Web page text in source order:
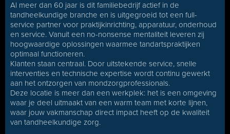
Al meer dan 60 jaar is dit familiebedrijf actief in de
tandheelkundige branche en is uitgegroeid tot een full-
service partner voor praktijkinrichting, apparatuur, onderhoud
en service. Vanuit een no-nonsense mentaliteit leveren zij
hoogwaardige oplossingen waarmee tandartspraktijken
optimaal functioneren.
Klanten staan centraal. Door uitstekende service, snelle
interventies en technische expertise wordt continu gewerkt
aan het ontzorgen van mondzorgprofessionals.
Deze locatie is meer dan een werkplek: het is een omgeving
waar je deel uitmaakt van een warm team met korte lijnen,
waar jouw vakmanschap direct impact heeft op de kwaliteit
van tandheelkundige zorg.